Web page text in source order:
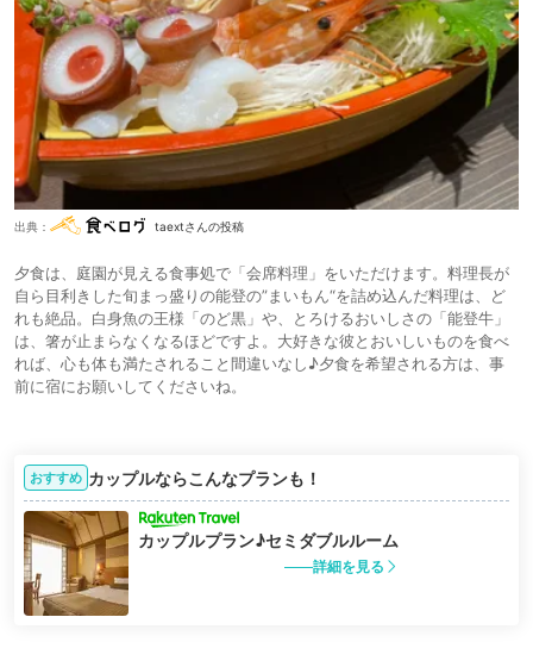
出典： taextさんの投稿
夕食は、庭園が見える食事処で「会席料理」をいただけます。料理長が
自ら目利きした旬まっ盛りの能登の”まいもん“を詰め込んだ料理は、ど
れも絶品。白身魚の王様「のど黒」や、とろけるおいしさの「能登牛」
は、箸が止まらなくなるほどですよ。大好きな彼とおいしいものを食べ
れば、心も体も満たされること間違いなし♪夕食を希望される方は、事
前に宿にお願いしてくださいね。
おすすめ カップルならこんなプランも！
カップルプラン♪セミダブルルーム
詳細を見る